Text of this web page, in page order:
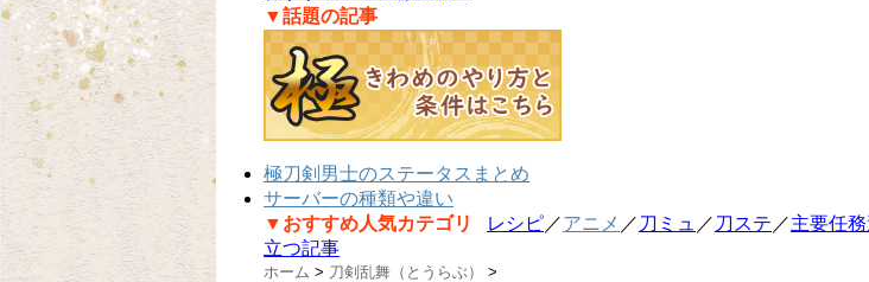
▼話題の記事
極刀剣男士のステータスまとめ
サーバーの種類や違い
▼おすすめ人気カテゴリ
レシピ／アニメ ／ 刀ミュ ／ 刀ステ ／主要任
立つ記事
ホーム > 刀剣乱舞（とうらぶ） >